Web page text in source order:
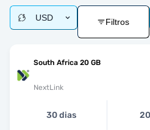
USD Filtros
South Africa 20 GB
NextLink
30 dias